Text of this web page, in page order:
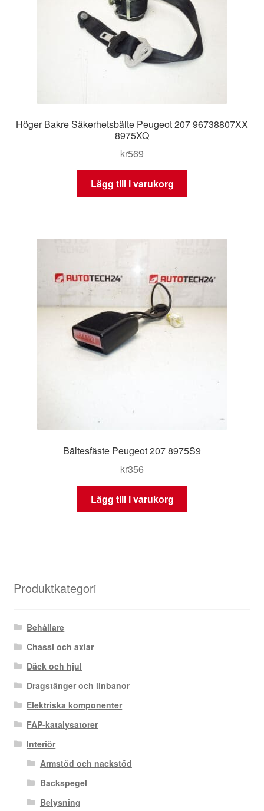
Höger Bakre Säkerhetsbälte Peugeot 207 96738807XX
8975XQ
kr569
Lägg till i varukorg
Bältesfäste Peugeot 207 8975S9
kr356
Lägg till i varukorg
Produktkategori
Behållare
Chassi och axlar
Däck och hjul
Dragstänger och linbanor
Elektriska komponenter
FAP-katalysatorer
Interiör
Armstöd och nackstöd
Backspegel
Belysning